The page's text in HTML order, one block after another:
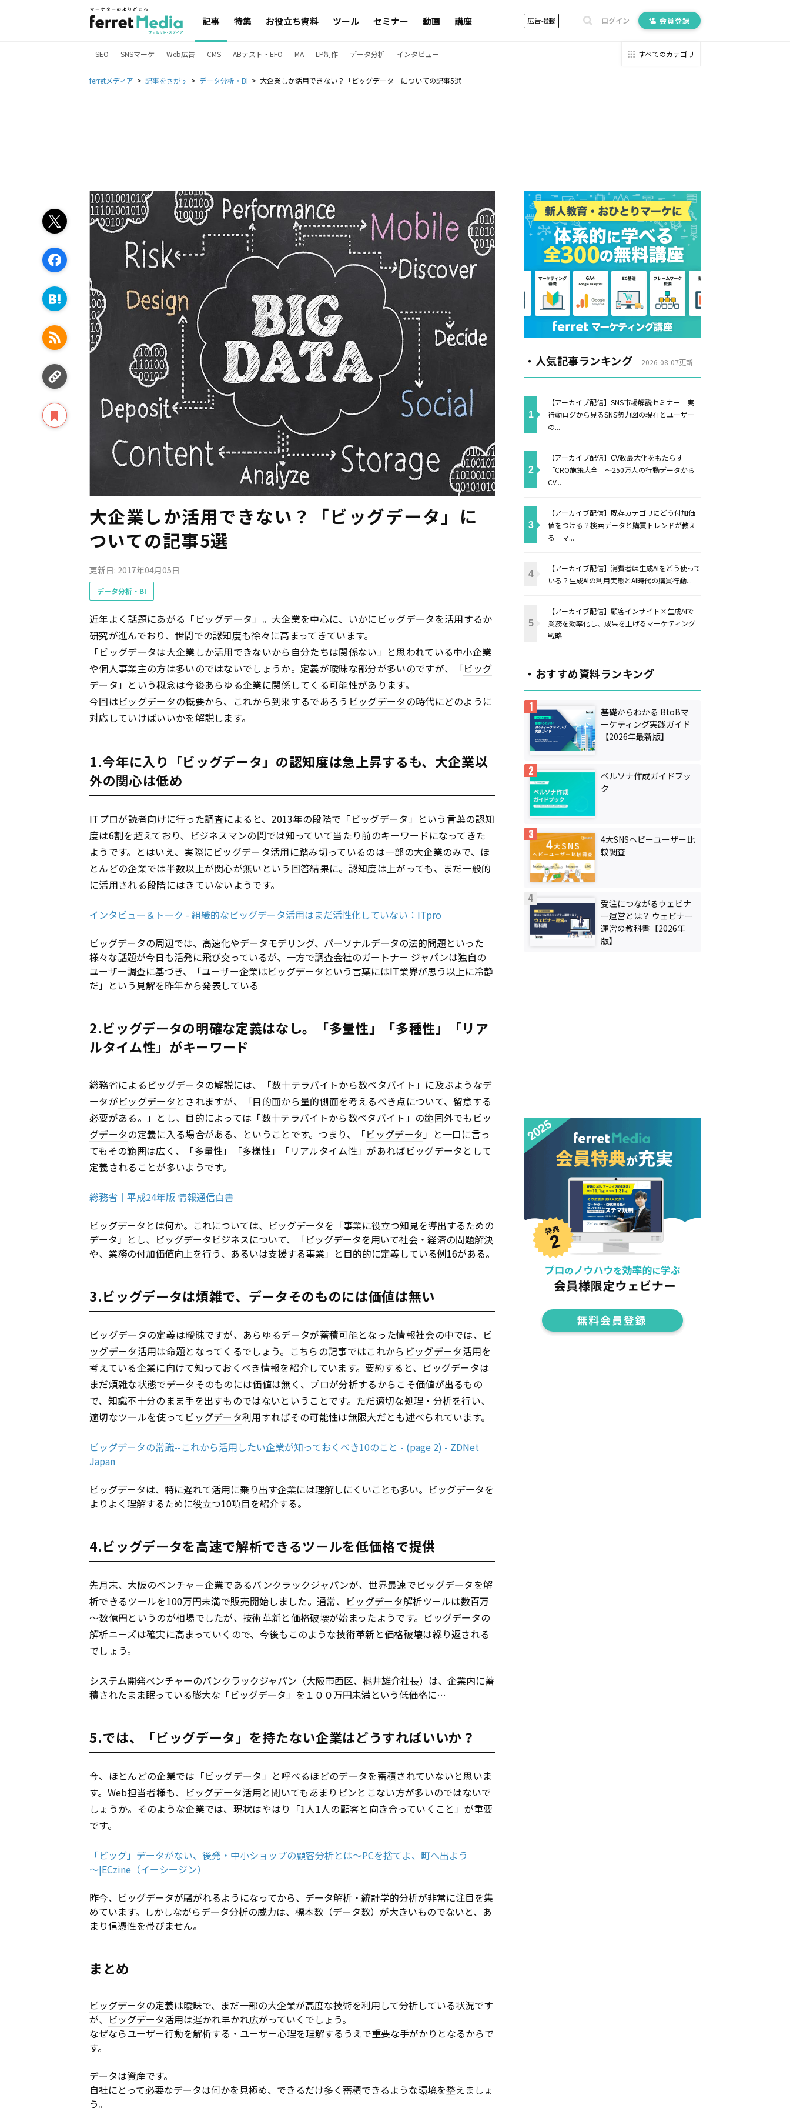
記事 特集 お役立ち資料 ツール セミナー 動画 講座 広告掲載 ログイン 会員登録
SEO SNSマーケ Web広告 CMS ABテスト・EFO MA LP制作 データ分析 インタビュー すべてのカテゴリ
ferretメディア 記事をさがす データ分析・BI 大企業しか活用できない？「ビッグデータ」についての記事5選
大企業しか活用できない？「ビッグデータ」に
ついての記事5選
更新日: 2017年04月05日
データ分析・BI
近年よく話題にあがる「 ビッグデータ」。大企業を中心に、いかに ビッグデータを活用するか
研究が進んでおり、世間での認知度も徐々に高まってきています。
「ビッグデータは大企業しか活用できないから自分たちは関係ない」と思われている中小企業
や個人事業主の方は多いのではないでしょうか。定義が曖昧な部分が多いのですが、「ビッグ
データ」という概念は今後あらゆる企業に関係してくる可能性があります。
今回はビッグデータの概要から、これから到来するであろう ビッグデータの時代にどのように
対応していけばいいかを解説します。
1.今年に入り「ビッグデータ」の認知度は急上昇するも、大企業以
外の関心は低め
ITプロが読者向けに行った調査によると、2013年の段階で「 ビッグデータ 」という言葉の認知
度は6割を超えており、ビジネスマンの間では知っていて当たり前のキーワードになってきた
ようです。とはいえ、実際にビッグデータ活用に踏み切っているのは一部の大企業のみで、ほ
とんどの企業では半数以上が関心が無いという回答結果に。認知度は上がっても、まだ一般的
に活用される段階にはきていないようです。
インタビュー＆トーク - 組織的なビッグデータ活用はまだ活性化していない：ITpro
ビッグデータの周辺では、高速化やデータモデリング、パーソナルデータの法的問題といった
様々な話題が今日も活発に飛び交っているが、一方で調査会社のガートナー ジャパンは独自の
ユーザー調査に基づき、「ユーザー企業はビッグデータという言葉にはIT業界が思う以上に冷静
だ」という見解を昨年から発表している
2.ビッグデータの明確な定義はなし。「多量性」「多種性」「リア
ルタイム性」がキーワード
総務省による ビッグデータの解説には、「数十テラバイトから数ペタバイト」に及ぶようなデ
ータがビッグデータ とされますが、「目的面から量的側面を考えるべき点について、留意する
必要がある。」とし、目的によっては「数十テラバイトから数ペタバイト」の範囲外でも ビッ
グデータの定義に入る場合がある、ということです。つまり、「ビッグデータ」と一口に言っ
てもその範囲は広く、「多量性」「多様性」「リアルタイム性」があればビッグデータ として
定義されることが多いようです。
総務省｜平成24年版 情報通信白書
ビッグデータとは何か。これについては、ビッグデータを「事業に役立つ知見を導出するための
データ」とし、ビッグデータビジネスについて、「ビッグデータを用いて社会・経済の問題解決
や、業務の付加価値向上を行う、あるいは支援する事業」と目的的に定義している例16がある。
3.ビッグデータは煩雑で、データそのものには価値は無い
ビッグデータの定義は曖昧ですが、あらゆるデータが蓄積可能となった情報社会の中では、 ビ
ッグデータ活用は命題となってくるでしょう。こちらの記事ではこれから ビッグデータ活用を
考えている企業に向けて知っておくべき情報を紹介しています。要約すると、 ビッグデータは
まだ煩雑な状態でデータそのものには価値は無く、プロが分析するからこそ価値が出るもの
で、知識不十分のまま手を出すものではないということです。ただ適切な処理・分析を行い、
適切なツールを使って ビッグデータ利用すればその可能性は無限大だとも述べられています。
ビッグデータの常識--これから活用したい企業が知っておくべき10のこと - (page 2) - ZDNet
Japan
ビッグデータは、特に遅れて活用に乗り出す企業には理解しにくいことも多い。ビッグデータを
よりよく理解するために役立つ10項目を紹介する。
4.ビッグデータを高速で解析できるツールを低価格で提供
先月末、大阪のベンチャー企業であるバンクラックジャパンが、世界最速でビッグデータを解
析できるツールを100万円未満で販売開始しました。通常、 ビッグデータ解析ツールは数百万
～数億円というのが相場でしたが、技術革新と価格破壊が始まったようです。 ビッグデータの
解析ニーズは確実に高まっていくので、今後もこのような技術革新と価格破壊は繰り返される
でしょう。
システム開発ベンチャーのバンクラックジャパン（大阪市西区、梶井雄介社長）は、企業内に蓄
積されたまま眠っている膨大な「ビッグデータ」を１００万円未満という低価格に…
5.では、「ビッグデータ」を持たない企業はどうすればいいか？
今、ほとんどの企業では「ビッグデータ 」と呼べるほどのデータを蓄積されていないと思いま
す。Web担当者様も、
ビッグデータ活用と聞いてもあまりピンとこない方が多いのではないで
しょうか。そのような企業では、現状はやはり「1人1人の顧客と向き合っていくこと」が重要
です。
「ビッグ」データがない、後発・中小ショップの顧客分析とは～PCを捨てよ、町へ出よう
～|ECzine（イーシージン）
昨今、ビッグデータが騒がれるようになってから、データ解析・統計学的分析が非常に注目を集
めています。しかしながらデータ分析の威力は、標本数（データ数）が大きいものでないと、あ
まり信憑性を帯びません。
まとめ
ビッグデータの定義は曖昧で、まだ一部の大企業が高度な技術を利用して分析している状況です
が、 ビッグデータ活用は遅かれ早かれ広がっていくでしょう。
なぜならユーザー行動を解析する・ユーザー心理を理解するうえで重要な手がかりとなるからで
す。
データは資産です。
自社にとって必要なデータは何かを見極め、できるだけ多く蓄積できるような環境を整えましょ
う。
・人気記事ランキング 2026-08-07更新
【アーカイブ配信】SNS市場解説セミナー｜実
行動ログから見るSNS勢力図の現在とユーザー
の...
【アーカイブ配信】CV数最大化をもたらす
「CRO施策大全」〜250万人の行動データから
CV...
【アーカイブ配信】既存カテゴリにどう付加価
値をつける？検索データと購買トレンドが教え
る「マ...
【アーカイブ配信】消費者は生成AIをどう使って
いる？生成AIの利用実態とAI時代の購買行動...
【アーカイブ配信】顧客インサイト×生成AIで
業務を効率化し、成果を上げるマーケティング
戦略
・おすすめ資料ランキング
基礎からわかる BtoBマ
ーケティング実践ガイド
【2026年最新版】
ペルソナ作成ガイドブッ
ク
4大SNSヘビーユーザー比
較調査
受注につながるウェビナ
ー運営とは？ ウェビナー
運営の教科書【2026年
版】